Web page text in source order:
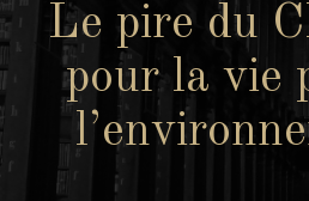
Le pire du
pour la vie